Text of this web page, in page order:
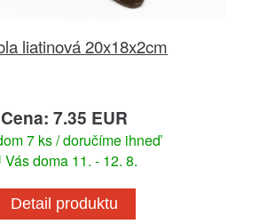
liatinová 20x18x2cm
Cena: 7.35 EUR
7 ks / doručíme ihneď
Vás doma 11. - 12. 8.
Detail produktu